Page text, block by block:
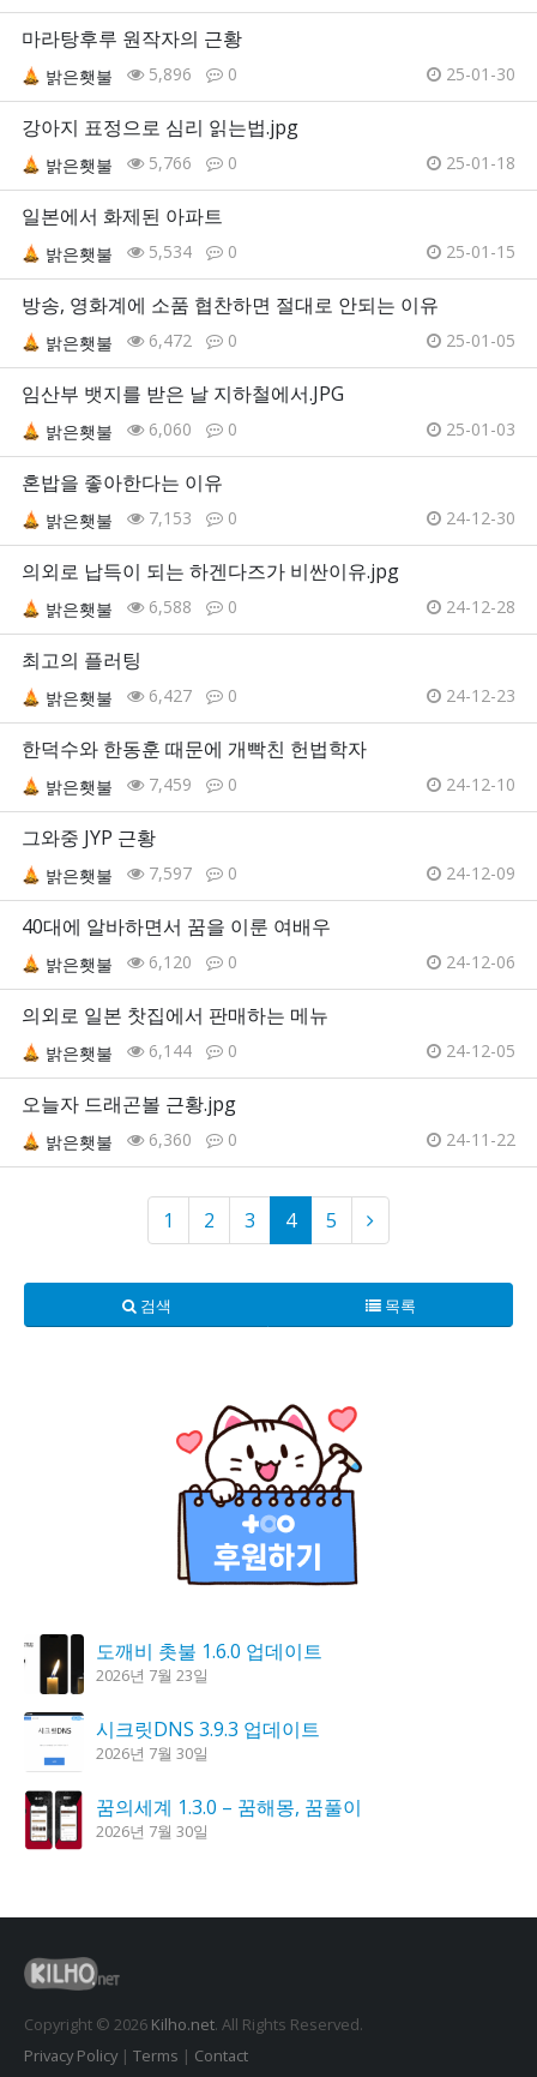
마라탕후루 원작자의 근황
밝은횃불 5,896 0 25-01-30
강아지 표정으로 심리 읽는법.jpg
밝은횃불 5,766 0 25-01-18
일본에서 화제된 아파트
밝은횃불 5,534 0 25-01-15
방송, 영화계에 소품 협찬하면 절대로 안되는 이유
밝은횃불 6,472 0 25-01-05
임산부 뱃지를 받은 날 지하철에서.JPG
밝은횃불 6,060 0 25-01-03
혼밥을 좋아한다는 이유
밝은횃불 7,153 0 24-12-30
의외로 납득이 되는 하겐다즈가 비싼이유.jpg
밝은횃불 6,588 0 24-12-28
최고의 플러팅
밝은횃불 6,427 0 24-12-23
한덕수와 한동훈 때문에 개빡친 헌법학자
밝은횃불 7,459 0 24-12-10
그와중 JYP 근황
밝은횃불 7,597 0 24-12-09
40대에 알바하면서 꿈을 이룬 여배우
밝은횃불 6,120 0 24-12-06
의외로 일본 찻집에서 판매하는 메뉴
밝은횃불 6,144 0 24-12-05
오늘자 드래곤볼 근황.jpg
밝은횃불 6,360 0 24-11-22
1 2 3 4 5
검색 목록
도깨비 촛불 1.6.0 업데이트
2026년 7월 23일
시크릿DNS 3.9.3 업데이트
2026년 7월 30일
꿈의세계 1.3.0 – 꿈해몽, 꿈풀이
2026년 7월 30일
K플레이어 0.9.4 업데이트
2026년 7월 28일
Copyright © 2026 Kilho.net. All Rights Reserved.
Privacy Policy| Terms | Contact